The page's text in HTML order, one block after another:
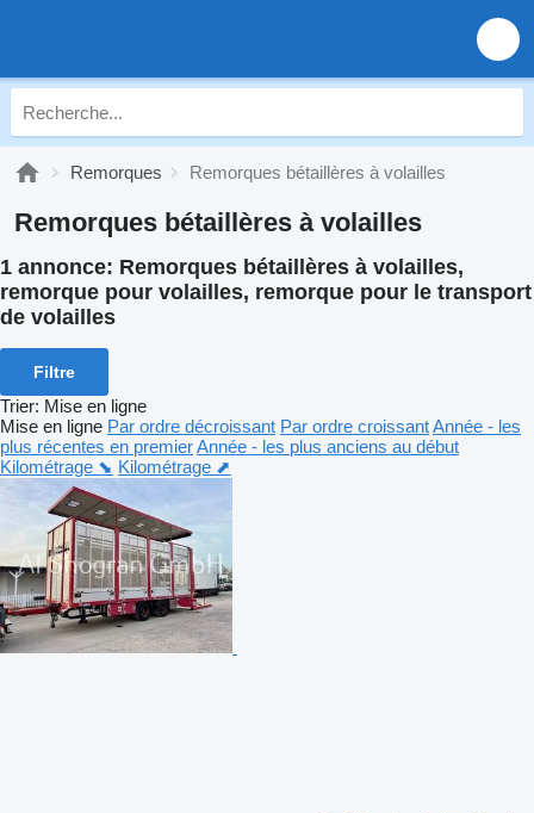
Remorques Remorques bétaillères à volailles
Remorques bétaillères à volailles
1 annonce: Remorques bétaillères à volailles,
remorque pour volailles, remorque pour le transport
de volailles
Filtre
Trier: Mise en ligne
Mise en ligne Par ordre décroissant Par ordre croissantAnnée - les
plus récentes en premierAnnée - les plus anciens au début
Kilométrage ⬊ Kilométrage ⬈